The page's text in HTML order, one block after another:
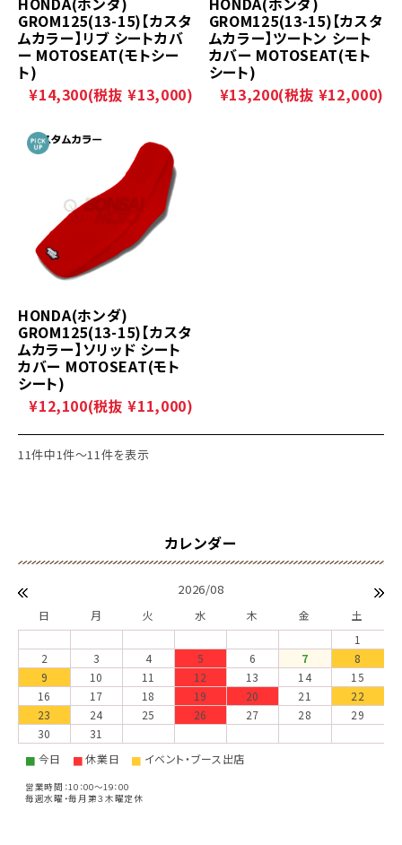
GROM125(13-15)【カスタ
ムカラー】リブ シートカバ
ー MOTOSEAT(モトシー
ト)
¥14,300(税抜 ¥13,000)
GROM125(13-15)【カスタ
ムカラー】ツートン シート
カバー MOTOSEAT(モト
シート)
¥13,200(税抜 ¥12,000)
HONDA(ホンダ)
GROM125(13-15)【カスタ
ムカラー】ソリッド シート
カバー MOTOSEAT(モト
シート)
¥12,100(税抜 ¥11,000)
11件中1件～11件を表示
2026/08
日 月 火 水 木 金
土
1
2
3 4 5 6 7
8
9
10 11 12 13 14
15
16
17 18 19 20 21
22
23
24 25 26 27 28
29
30
31
■ 今日 ■休業日 ■ イベント・ブース出店
営業時間：10：00～19：00
毎週水曜・毎月第３木曜定休